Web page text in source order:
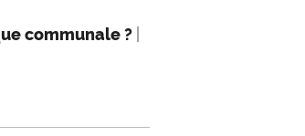
communale ?